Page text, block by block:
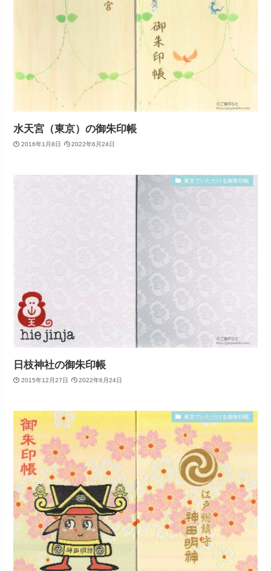
水天宮（東京）の御朱印帳
2016年1月8日 2022年6月24日
東京でいただける御朱印帳
日枝神社の御朱印帳
2015年12月27日 2022年6月24日
東京でいただける御朱印帳